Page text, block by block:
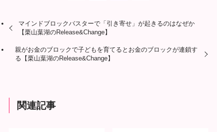
マインドブロックバスターで「引き寄せ」が起きるのはなぜか
【栗山葉湖のRelease&Change】
親がお金のブロックで子どもを育てるとお金のブロックが連鎖す
る【栗山葉湖のRelease&Change】
関連記事